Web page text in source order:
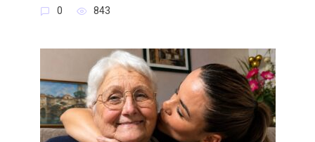
0 843